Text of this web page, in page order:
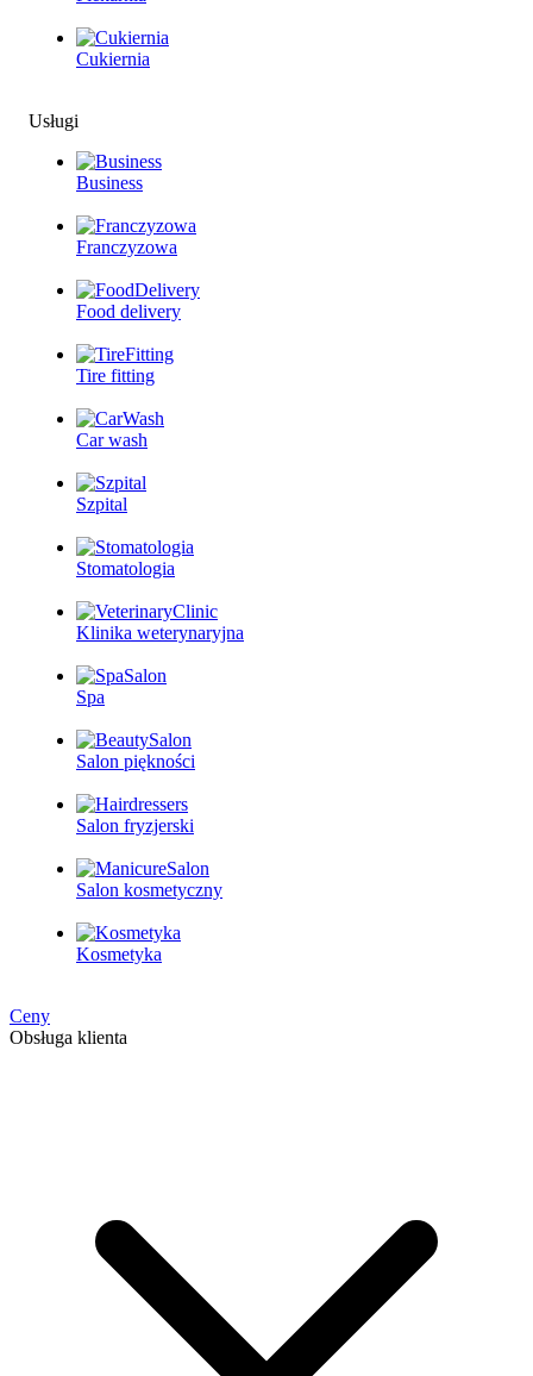
Cukiernia
Usługi
Business
Franczyzowa
Food delivery
Tire fitting
Car wash
Szpital
Stomatologia
Klinika weterynaryjna
Spa
Salon piękności
Salon fryzjerski
Salon kosmetyczny
Kosmetyka
Ceny
Obsługa klienta